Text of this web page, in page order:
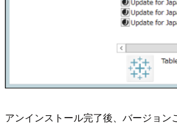
アンインストール完了後、バージョン